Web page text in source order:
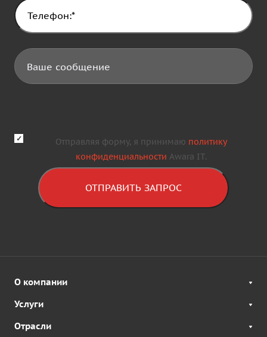
Отправляя форму, я принимаю политику
конфиденциальности Awara IT.
ОТПРАВИТЬ ЗАПРОС
О компании
Услуги
Отрасли